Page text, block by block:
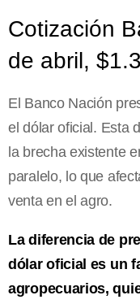
Cotización
de abril,
El Banco Nación
el dólar oficial. Esta
la brecha existente
paralelo, lo que
venta en el agro.
La diferencia de
dólar oficial es un
agropecuarios,